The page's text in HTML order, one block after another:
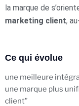
la marque de
marketing client,
Ce qui évolue
une meilleure
une marque plus
client”